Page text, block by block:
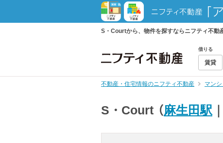
S・Courtから、物件を探すならニフティ不動
借りる
賃貸
不動産・住宅情報のニフティ不動産 マン
S・Court （麻生田駅